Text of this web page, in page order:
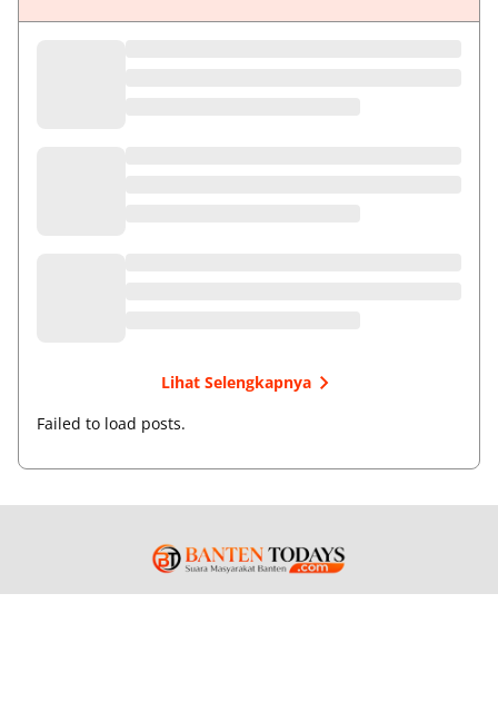
Lihat Selengkapnya
Failed to load posts.